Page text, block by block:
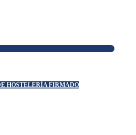
HOSTELERÍA FIRMADO